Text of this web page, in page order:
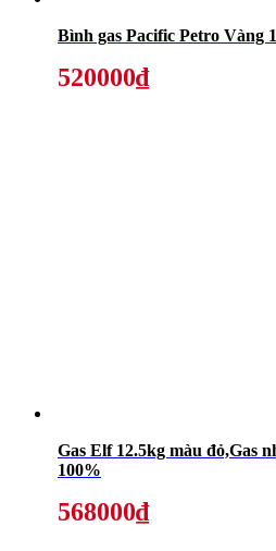
Bình gas Pacific Petro Vàng
520000₫
Gas Elf 12.5kg màu đỏ,Gas
100%
568000₫